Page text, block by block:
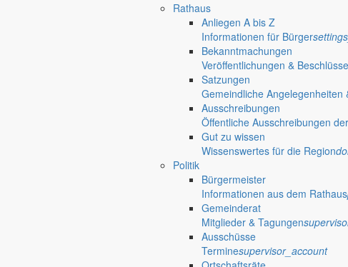
Rathaus
Anliegen A bis Z
Informationen für Bürger
Bekanntmachungen
Veröffentlichungen &
Satzungen
Gemeindliche
Ausschreibungen
Öffentliche Ausschreibungen
Gut zu wissen
Wissenswertes für die Region
Politik
Bürgermeister
Informationen aus dem Rathaus
Gemeinderat
Mitglieder & Tagungen
Ausschüsse
Terminesupervisor_account